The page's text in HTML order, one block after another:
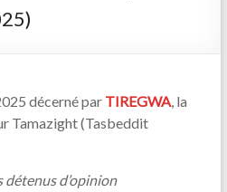
décerné par TIREGWA, la
Tamazight (Tasbeddit
détenus d’opinion